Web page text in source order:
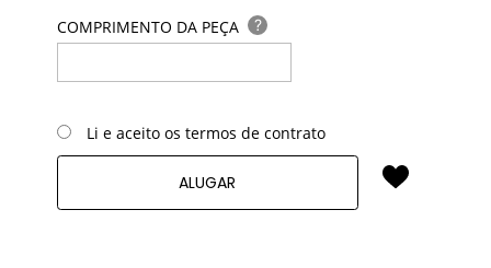
COMPRIMENTO DA PEÇA ?
Li e aceito os termos de contrato
ALUGAR